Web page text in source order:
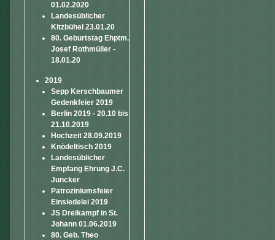
01.02.2020
Landesüblicher
Kitzbühel 23.01.20
80. Geburtstag Ehptm.
Josef Rothmüller -
18.01.20
2019
Sepp Kerschbaumer
Gedenkfeier 2019
Berlin 2019 - 20.10 bis
21.10.2019
Hochzeit 28.09.2019
Knödeltisch 2019
Landesüblicher
Empfang Ehrung J.C.
Juncker
Patroziniumsfeier
Einsiedelei 2019
JS Dreikampf in St.
Johann 01.06.2019
80. Geb. Theo